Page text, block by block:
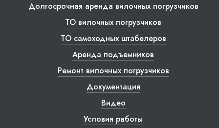
Долгосрочная аренда вилочных погрузчиков
ТО вилочных погрузчиков
ТО самоходных штабелеров
Аренда подъемников
Ремонт вилочных погрузчиков
Документация
Видео
Условия работы